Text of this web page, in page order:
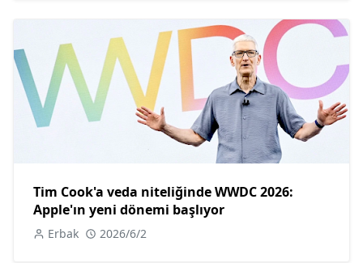
Tim Cook'a veda niteliğinde WWDC 2026:
Apple'ın yeni dönemi başlıyor
Erbak 2026/6/2